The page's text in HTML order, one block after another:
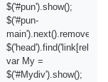
$('#pun').show();
$('#pun-
main').next().remove();
var My =
$('#Mydiv').show();